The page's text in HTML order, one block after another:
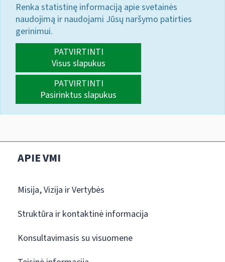
Renka statistinę informaciją apie svetainės
naudojimą ir naudojami Jūsų naršymo patirties
gerinimui.
PATVIRTINTI
Visus slapukus
PATVIRTINTI
Pasirinktus slapukus
APIE VMI
Misija, Vizija ir Vertybės
Struktūra ir kontaktinė informacija
Konsultavimasis su visuomene